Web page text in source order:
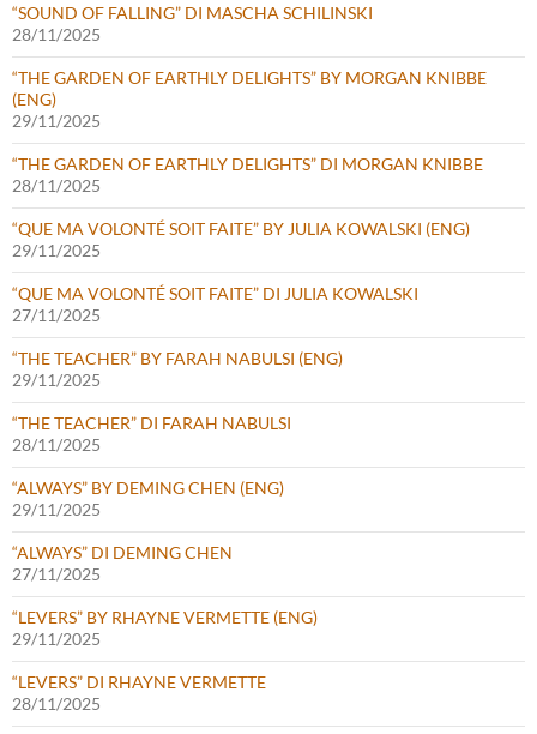
“SOUND OF FALLING” DI MASCHA SCHILINSKI
28/11/2025
“THE GARDEN OF EARTHLY DELIGHTS” BY MORGAN KNIBBE
(ENG)
29/11/2025
“THE GARDEN OF EARTHLY DELIGHTS” DI MORGAN KNIBBE
28/11/2025
“QUE MA VOLONTÉ SOIT FAITE” BY JULIA KOWALSKI (ENG)
29/11/2025
“QUE MA VOLONTÉ SOIT FAITE” DI JULIA KOWALSKI
27/11/2025
“THE TEACHER” BY FARAH NABULSI (ENG)
29/11/2025
“THE TEACHER” DI FARAH NABULSI
28/11/2025
“ALWAYS” BY DEMING CHEN (ENG)
29/11/2025
“ALWAYS” DI DEMING CHEN
27/11/2025
“LEVERS” BY RHAYNE VERMETTE (ENG)
29/11/2025
“LEVERS” DI RHAYNE VERMETTE
28/11/2025